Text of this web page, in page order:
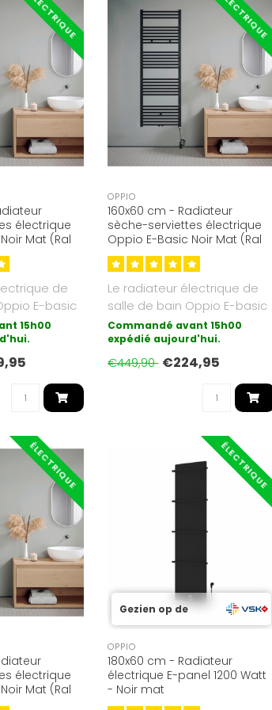
ÉLECTRIQUE
électrique
Mat (Ral
de
E-basic
chauffag..
15h00
ÉLECTRIQUE
OPPIO
160x60 cm - Radiateur
sèche-serviettes électrique
Oppio E-Basic Noir Mat (Ral
9005) 1072 Watt
Le radiateur électrique de
salle de bain Oppio E-basic
est la forme de chauffag..
Commandé avant 15h00
expédié aujourd'hui.
€449,90 €224,95
ÉLECTRIQUE
électrique
Mat (Ral
ÉLECTRIQUE
Gezien op de
OPPIO
180x60 cm - Radiateur
électrique E-panel 1200 Watt
- Noir mat